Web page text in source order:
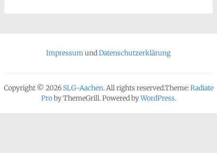
ImpressumundDatenschutzerklärung
Copyright © 2026 SLG-Aachen. All rights reserved.Theme:Radiate
Proby ThemeGrill. Powered byWordPress.